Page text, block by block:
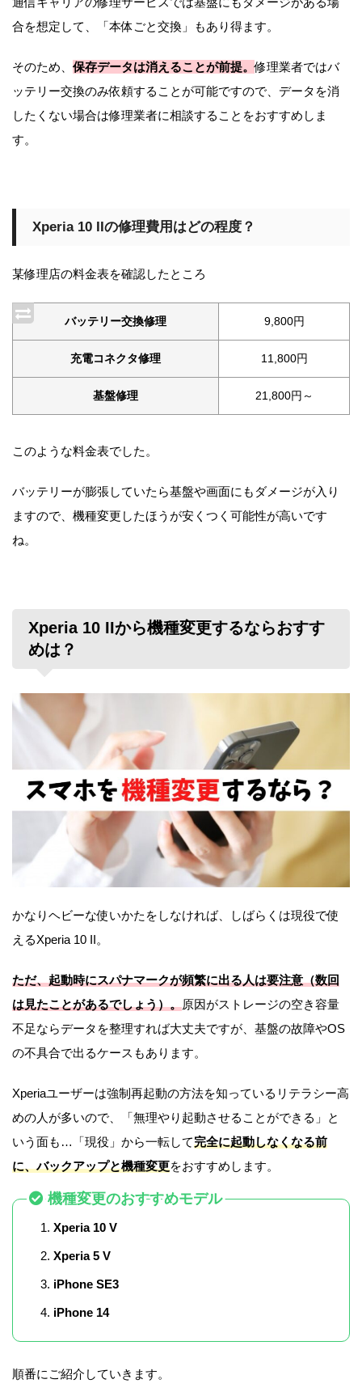
合を想定して、「本体ごと交換」もあり得ます。
そのため、 保存データは消えることが前提。修理業者ではバ
ッテリー交換のみ依頼することが可能ですので、データを消
したくない場合は修理業者に相談することをおすすめしま
す。
Xperia 10 IIの修理費用はどの程度？
某修理店の料金表を確認したところ
バッテリー交換修理 9,800円
充電コネクタ修理 11,800円
基盤修理 21,800円～
このような料金表でした。
バッテリーが膨張していたら基盤や画面にもダメージが入り
ますので、機種変更したほうが安くつく可能性が高いです
ね。
Xperia 10 IIから機種変更するならおすす
めは？
かなりヘビーな使いかたをしなければ、しばらくは現役で使
えるXperia 10 II。
ただ、起動時にスパナマークが頻繁に出る人は要注意（数回
は見たことがあるでしょう）。原因がストレージの空き容量
不足ならデータを整理すれば大丈夫ですが、基盤の故障やOS
の不具合で出るケースもあります。
Xperiaユーザーは強制再起動の方法を知っているリテラシー高
めの人が多いので、「無理やり起動させることができる」と
いう面も…「現役」から一転して完全に起動しなくなる前
に、バックアップと機種変更をおすすめします。
機種変更のおすすめモデル
Xperia 10 V
Xperia 5 V
iPhone SE3
iPhone 14
順番にご紹介していきます。